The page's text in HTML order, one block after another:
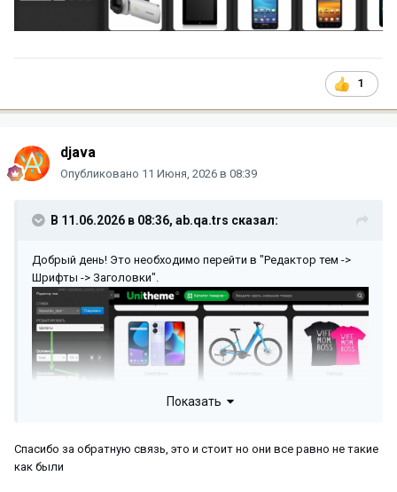
1
djava
Опубликовано 11 Июня, 2026 в 08:39
В 11.06.2026 в 08:36, ab.qa.trs сказал:
Добрый день! Это необходимо перейти в "Редактор тем ->
Шрифты -> Заголовки".
Показать
Спасибо за обратную связь, это и стоит но они все равно не такие
как были